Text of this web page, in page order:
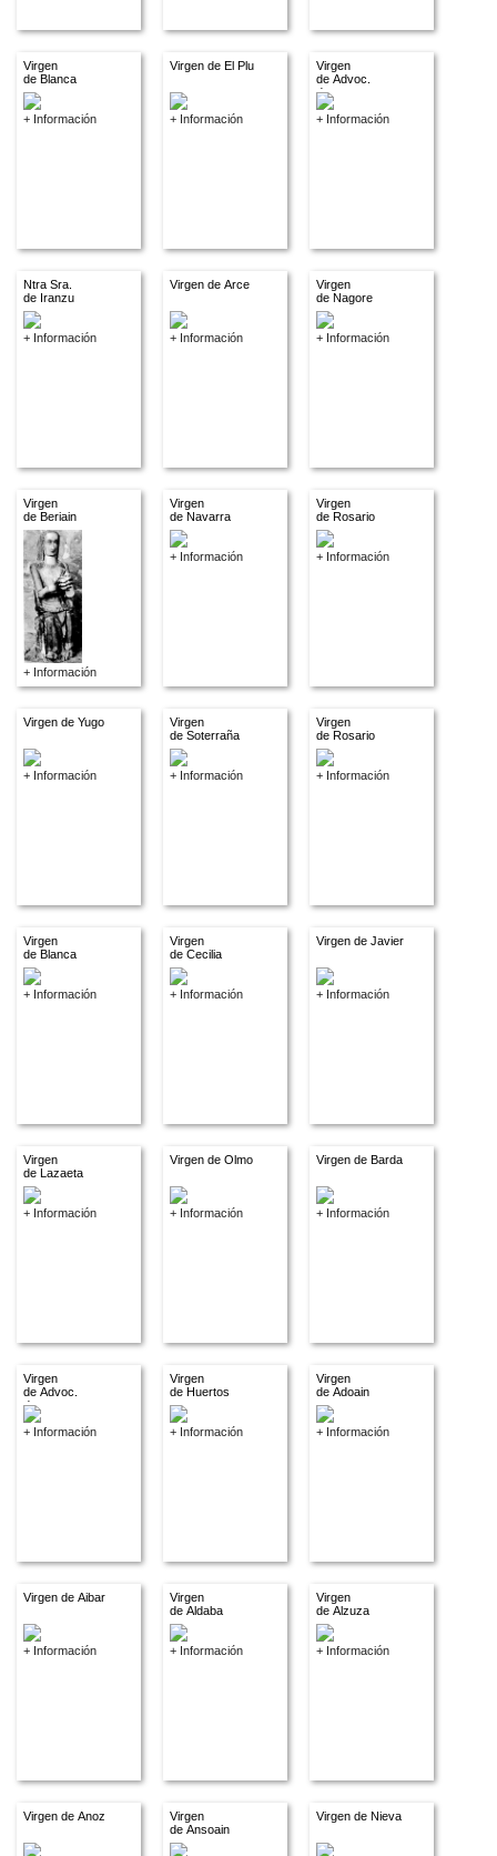
Virgen
de Blanca
+ Información
Virgen de El Plu
+ Información
Virgen
de Advoc.
descon.
+ Información
Ntra Sra.
de Iranzu
+ Información
Virgen de Arce
+ Información
Virgen
de Nagore
+ Información
Virgen
de Beriain
+ Información
Virgen
de Navarra
+ Información
Virgen
de Rosario
+ Información
Virgen de Yugo
+ Información
Virgen
de Soterraña
+ Información
Virgen
de Rosario
+ Información
Virgen
de Blanca
+ Información
Virgen
de Cecilia
+ Información
Virgen de Javier
+ Información
Virgen
de Lazaeta
+ Información
Virgen de Olmo
+ Información
Virgen de Barda
+ Información
Virgen
de Advoc.
descon.
+ Información
Virgen
de Huertos
+ Información
Virgen
de Adoain
+ Información
Virgen de Aibar
+ Información
Virgen
de Aldaba
+ Información
Virgen
de Alzuza
+ Información
Virgen de Anoz
Virgen
de Ansoain
Virgen de Nieva